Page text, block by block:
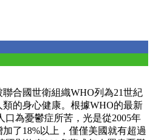
合國世衛組織WHO列為21世紀
的身心健康。根據WHO的最新
口為憂鬱症所苦，光是從2005年
了18%以上，僅僅美國就有超過